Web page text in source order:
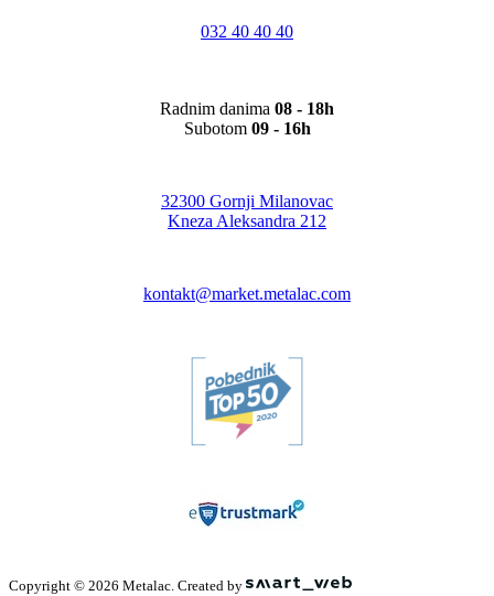
032 40 40 40
Radnim danima 08 - 18h
Subotom 09 - 16h
32300 Gornji Milanovac
Kneza Aleksandra 212
kontakt@market.metalac.com
Copyright © 2026 Metalac. Created by